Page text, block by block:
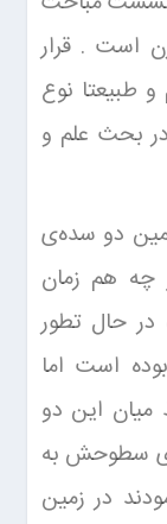
است . قرار
طبیعتا نوع
در بحث علم و
دو سده‌ی
چه هم زمان
حال تطور
است اما
میان این دو
سطوحش به
در زمین